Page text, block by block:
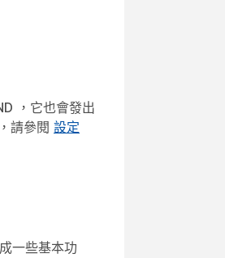
，它也會發出
請參閱 設定
一些基本功